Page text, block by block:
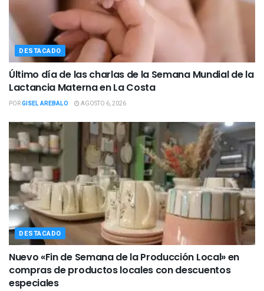
DESTACADO
Último día de las charlas de la Semana Mundial de la
Lactancia Materna en La Costa
PORGISEL AREBALO AGOSTO 6, 2026
DESTACADO
Nuevo «Fin de Semana de la Producción Local» en
compras de productos locales con descuentos
especiales